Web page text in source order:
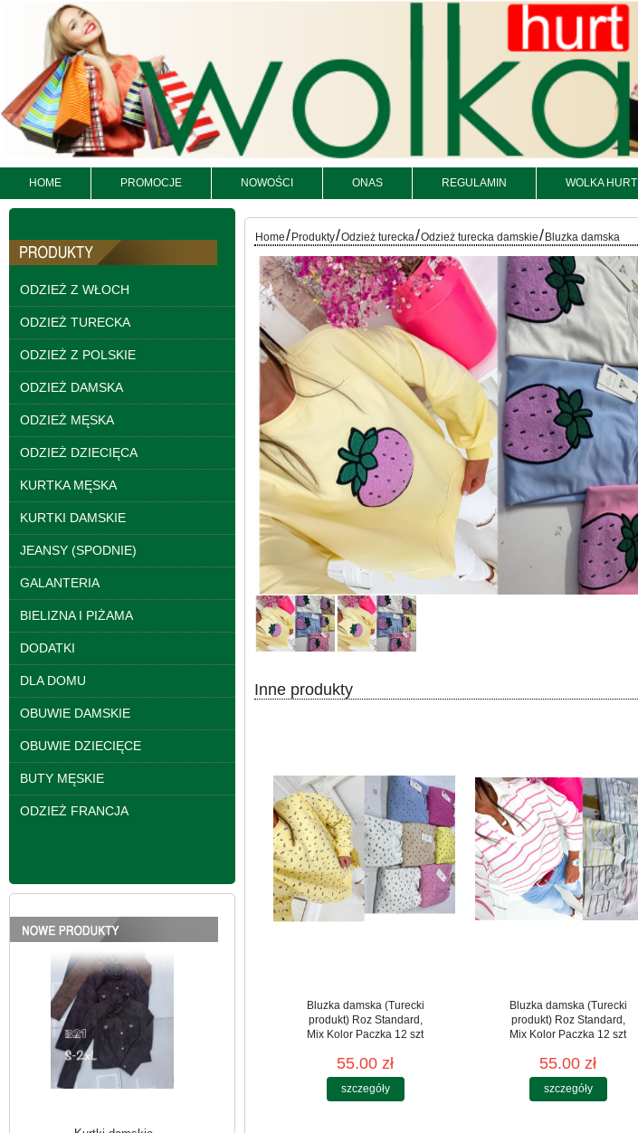
HOME PROMOCJE NOWOŚCI ONAS REGULAMIN WOLKA HURT
ODZIEŻ Z WŁOCH
ODZIEŻ TURECKA
ODZIEŻ Z POLSKIE
ODZIEŻ DAMSKA
ODZIEŻ MĘSKA
ODZIEŻ DZIECIĘCA
KURTKA MĘSKA
KURTKI DAMSKIE
JEANSY (SPODNIE)
GALANTERIA
BIELIZNA I PIŻAMA
DODATKI
DLA DOMU
OBUWIE DAMSKIE
OBUWIE DZIECIĘCE
BUTY MĘSKIE
ODZIEŻ FRANCJA
Kurtki damskie
skórzana Roz S-XL, 1
Kolor Paczka 5 szt
95.00 zł
szczegóły
Kurtki damskie
skórzana Roz S-XL, 1
Kolor Paczka 5 szt
95.00 zł
szczegóły
95.00 zł
Home/ Produkty/Odzież turecka/Odzież turecka damskie/ Bluzka damska
Inne produkty
Bluzka damska (Turecki
produkt) Roz Standard,
Mix Kolor Paczka 12 szt
55.00 zł
szczegóły
Bluzka damska (Turecki
produkt) Roz Standard,
Mix Kolor Paczka 12 szt
55.00 zł
szczegóły